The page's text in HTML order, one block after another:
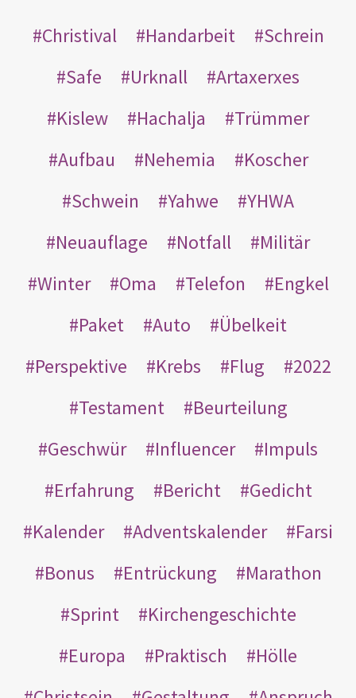
Christival Handarbeit
Schrein
Safe
Urknall
Artaxerxes
Kislew
Hachalja
Trümmer
Aufbau
Nehemia
Koscher
Schwein
Yahwe
YHWA
Neuauflage
Notfall
Militär
Winter
Oma Telefon
Engkel
Paket
Auto
Übelkeit
Perspektive
Krebs Flug
2022
Testament
Beurteilung
Geschwür
Influencer
Impuls
Erfahrung
Bericht
Gedicht
Kalender
Adventskalender
Farsi
Bonus
Entrückung
Marathon
Sprint
Kirchengeschichte
Europa
Praktisch
Hölle